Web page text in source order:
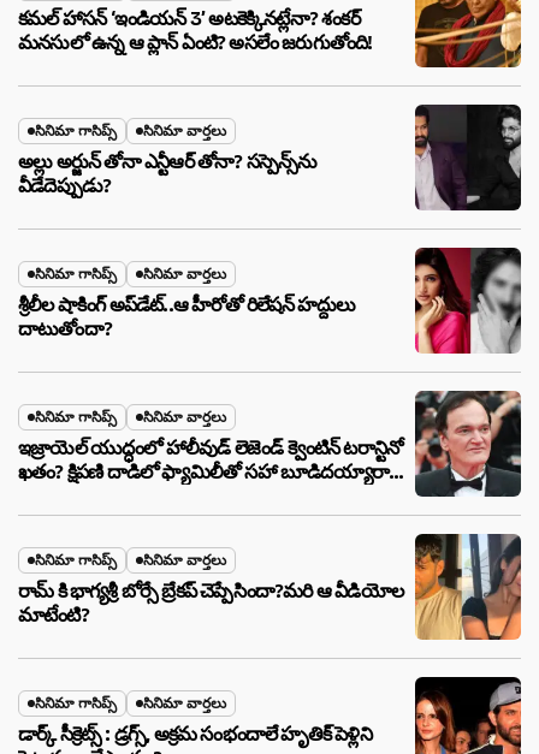
కమల్ హాసన్ ‘ఇండియన్ 3’ అటకెక్కినట్లేనా? శంకర్
మనసులో ఉన్న ఆ ప్లాన్ ఏంటి? అసలేం జరుగుతోంది!
సినిమా గాసిప్స్ సినిమా వార్తలు
అల్లు అర్జున్ తోనా ఎన్టీఆర్ తోనా? సస్పెన్స్‌ను
వీడేదెప్పుడు?
సినిమా గాసిప్స్ సినిమా వార్తలు
శ్రీలీల షాకింగ్ అప్‌డేట్..ఆ హీరోతో రిలేషన్ హద్దులు
దాటుతోందా?
సినిమా గాసిప్స్ సినిమా వార్తలు
ఇజ్రాయెల్ యుద్ధంలో హాలీవుడ్ లెజెండ్ క్వెంటిన్ టరాన్టినో
ఖతం? క్షిపణి దాడిలో ఫ్యామిలీతో సహా బూడిదయ్యారా?
సినిమా గాసిప్స్ సినిమా వార్తలు
రామ్ కి భాగ్యశ్రీ బోర్సే బ్రేకప్ చెప్పేసిందా?మరి ఆ వీడియోల
మాటేంటి?
సినిమా గాసిప్స్ సినిమా వార్తలు
డార్క్ సీక్రెట్స్ : డ్రగ్స్, అక్రమ సంభందాలే హృతిక్ పెళ్లిని